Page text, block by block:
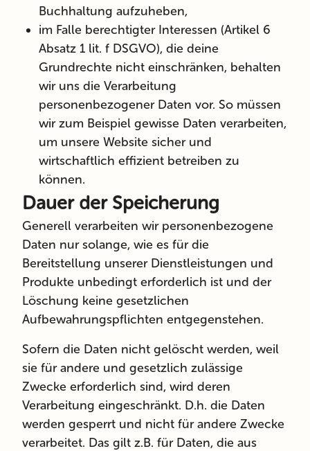
Buchhaltung aufzuheben,
im Falle berechtigter Interessen (Artikel 6
Absatz 1 lit. f DSGVO), die deine
Grundrechte nicht einschränken, behalten
wir uns die Verarbeitung
personenbezogener Daten vor. So müssen
wir zum Beispiel gewisse Daten verarbeiten,
um unsere Website sicher und
wirtschaftlich effizient betreiben zu
können.
Dauer der Speicherung
Generell verarbeiten wir personenbezogene
Daten nur solange, wie es für die
Bereitstellung unserer Dienstleistungen und
Produkte unbedingt erforderlich ist und der
Löschung keine gesetzlichen
Aufbewahrungspflichten entgegenstehen.
Sofern die Daten nicht gelöscht werden, weil
sie für andere und gesetzlich zulässige
Zwecke erforderlich sind, wird deren
Verarbeitung eingeschränkt. D.h. die Daten
werden gesperrt und nicht für andere Zwecke
verarbeitet. Das gilt z.B. für Daten, die aus